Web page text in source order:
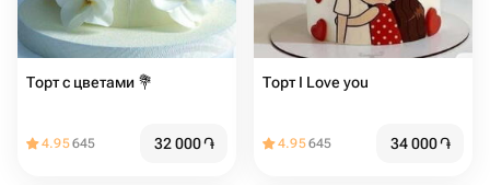
Торт с цветами 💐
4.95645 32 000֏
Торт I Love you ️
4.95645 34 000֏